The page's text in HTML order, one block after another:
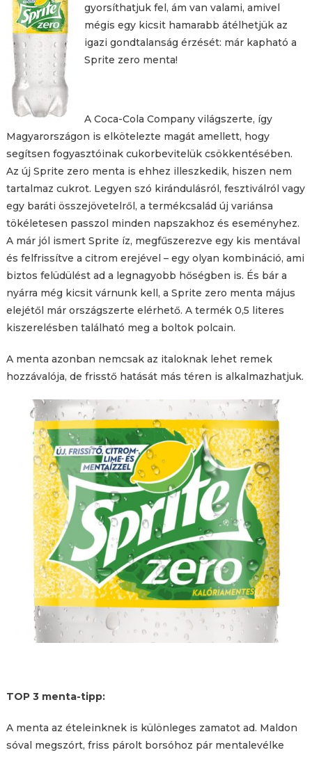
gyorsíthatjuk fel, ám van valami, amivel
mégis egy kicsit hamarabb átélhetjük az
igazi gondtalanság érzését: már kapható a
Sprite zero menta!
A Coca-Cola Company világszerte, így
Magyarországon is elkötelezte magát amellett, hogy
segítsen fogyasztóinak cukorbevitelük csökkentésében.
Az új Sprite zero menta is ehhez illeszkedik, hiszen nem
tartalmaz cukrot. Legyen szó kirándulásról, fesztiválról vagy
egy baráti összejövetelről, a termékcsalád új variánsa
tökéletesen passzol minden napszakhoz és eseményhez.
A már jól ismert Sprite íz, megfűszerezve egy kis mentával
és felfrissítve a citrom erejével – egy olyan kombináció, ami
biztos felüdülést ad a legnagyobb hőségben is. És bár a
nyárra még kicsit várnunk kell, a Sprite zero menta május
elejétől már országszerte elérhető. A termék 0,5 literes
kiszerelésben található meg a boltok polcain.
A menta azonban nemcsak az italoknak lehet remek
hozzávalója, de frisstő hatását más téren is alkalmazhatjuk.
TOP 3 menta-tipp:
A menta az ételeinknek is különleges zamatot ad. Maldon
sóval megszórt, friss párolt borsóhoz pár mentalevélke